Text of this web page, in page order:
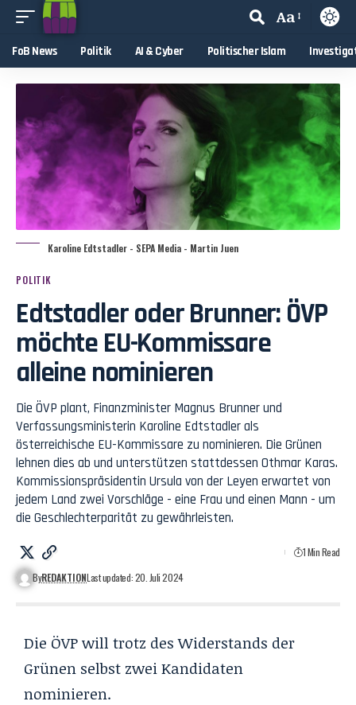
Aa
FoB News Politik AI & Cyber Politischer Islam
Karoline Edtstadler - SEPA Media - Martin Juen
POLITIK
Edtstadler oder Brunner: ÖVP
möchte EU-Kommissare
alleine nominieren
Die ÖVP plant, Finanzminister Magnus Brunner und
Verfassungsministerin Karoline Edtstadler als
österreichische EU-Kommissare zu nominieren. Die Grünen
lehnen dies ab und unterstützen stattdessen Othmar Karas.
Kommissionspräsidentin Ursula von der Leyen erwartet von
jedem Land zwei Vorschläge - eine Frau und einen Mann - um
die Geschlechterparität zu gewährleisten.
ByREDAKTIONLast updated: 20. Juli 2024
1 Min Read
Die ÖVP will trotz des Widerstands der
Grünen selbst zwei Kandidaten
nominieren.